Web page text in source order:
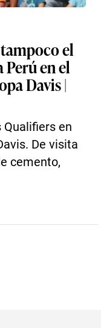
el
Perú en el
Davis |
Qualifiers en
De visita
cemento,